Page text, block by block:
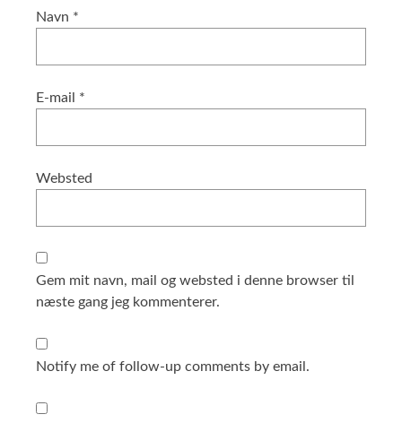
Navn *
E-mail *
Websted
Gem mit navn, mail og websted i denne browser til
næste gang jeg kommenterer.
Notify me of follow-up comments by email.